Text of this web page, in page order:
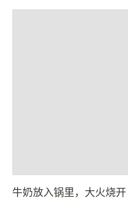
牛奶放入锅里，大火烧开